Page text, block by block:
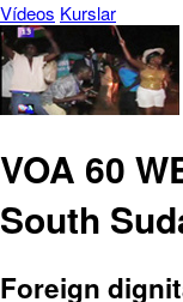
Vídeos Kurslar
VOA 60
South
Foreign